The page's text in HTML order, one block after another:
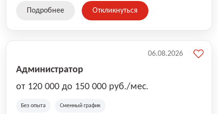
Подробнее Откликнуться
Администратор
от 120 000 до 150 000 руб./мес.
Без опыта Сменный график
06.08.2026